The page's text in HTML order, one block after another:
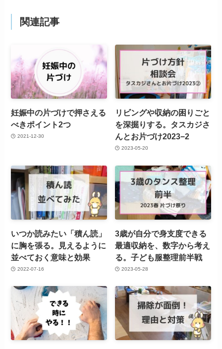
関連記事
妊娠中の片づけで押さえる
べきポイント2つ
2021-12-30
リビングや収納の困りごと
を深掘りする。タスカジさ
んとお片づけ2023−2
2023-05-20
いつか読みたい「積ん読」
に胸を張る。見えるように
並べておく意味と効果
2022-07-16
3歳が自分で身支度できる
最適収納を、数字から考え
る。子ども服整理前半戦
2023-05-28